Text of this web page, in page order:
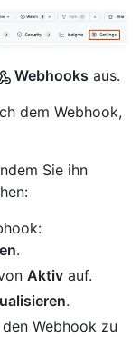
Webhooks aus.
dem Webhook,
Sie ihn
.
Aktiv auf.
.
den Webhook zu